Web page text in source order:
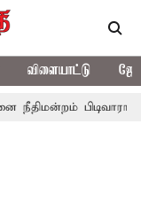
விளையாட்டு
பிடிவாராண்ட்